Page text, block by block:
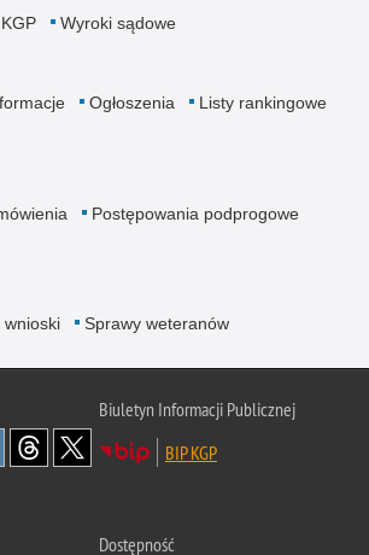
Wyroki sądowe
Ogłoszenia
Listy rankingowe
Postępowania podprogowe
wnioski Sprawy weteranów
Biuletyn Informacji Publicznej
BIP KGP
Dostępność